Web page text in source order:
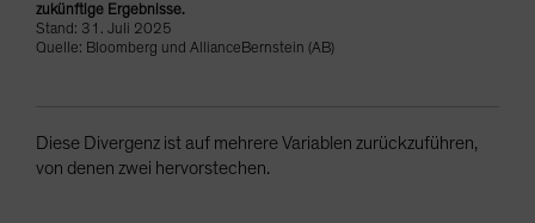
zukünftige Ergebnisse.
Stand: 31. Juli 2025
Quelle: Bloomberg und AllianceBernstein (AB)
Diese Divergenz ist auf mehrere Variablen zurückzuführen,
von denen zwei hervorstechen.